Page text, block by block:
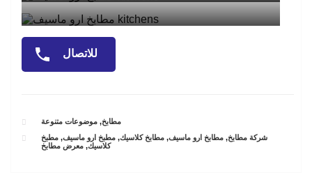
للاتصال
CATEGORIES مطابخ,موضوعات متنوعة
TAGS
شركة مطابخ,مطابخ ارو ماسيف,مطابخ كلاسيك,مطبخ ارو ماسيف,مطبخ
كلاسيك,معرض مطابخ